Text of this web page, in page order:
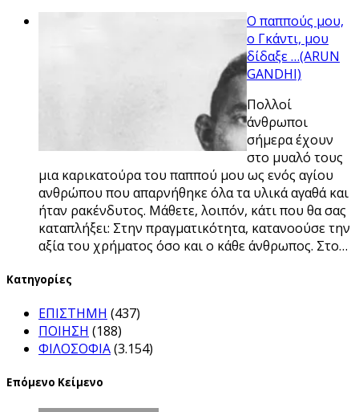
Ο παππούς μου,
ο Γκάντι, μου
δίδαξε …(ARUN
GANDHI)
Πολλοί
άνθρωποι
σήμερα έχουν
στο μυαλό τους
μια καρικατούρα του παππού μου ως ενός αγίου
ανθρώπου που απαρνήθηκε όλα τα υλικά αγαθά και
ήταν ρακένδυτος. Μάθετε, λοιπόν, κάτι που θα σας
καταπλήξει: Στην πραγματικότητα, κατανοούσε την
αξία του χρήματος όσο και ο κάθε άνθρωπος. Στο…
Kατηγορίες
ΕΠΙΣΤΗΜΗ (437)
ΠΟΙΗΣΗ (188)
ΦΙΛΟΣΟΦΙΑ(3.154)
Επόμενο Κείμενο